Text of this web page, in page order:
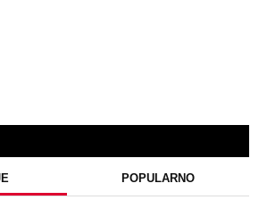
POPULARNO